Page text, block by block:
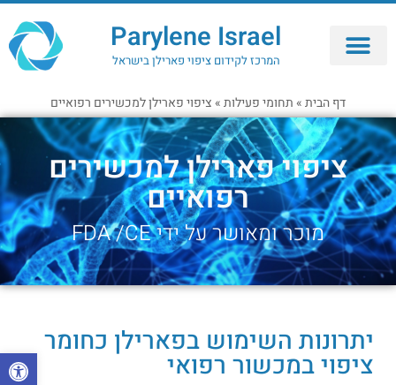
Parylene Israel
המרכז לקידום ציפוי פארילן בישראל
דף הבית»תחומי פעילות»ציפוי פארילן למכשירים רפואיים​
ציפוי פארילן למכשירים
רפואיים
מוכר ומאושר על ידי FDA /CE
יתרונות השימוש בפארילן כחומר
ציפוי במכשור רפואי